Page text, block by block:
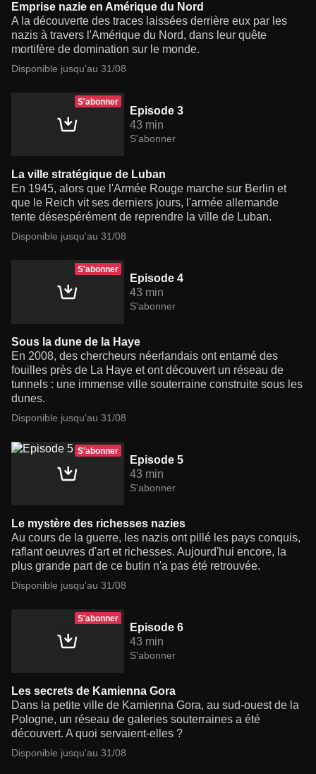
Emprise nazie en Amérique du Nord
A la découverte des traces laissées derrière eux par les
nazis à travers l'Amérique du Nord, dans leur quête
mortifère de domination sur le monde.
Disponible jusqu'au 31/08
S'abonner
Episode 3
43 min
S'abonner
La ville stratégique de Luban
En 1945, alors que l'Armée Rouge marche sur Berlin et
que le Reich vit ses derniers jours, l'armée allemande
tente désespérément de reprendre la ville de Luban.
Disponible jusqu'au 31/08
S'abonner
Episode 4
43 min
S'abonner
Sous la dune de la Haye
En 2008, des chercheurs néerlandais ont entamé des
fouilles près de La Haye et ont découvert un réseau de
tunnels : une immense ville souterraine construite sous les
dunes.
Disponible jusqu'au 31/08
S'abonner
Episode 5
43 min
S'abonner
Le mystère des richesses nazies
Au cours de la guerre, les nazis ont pillé les pays conquis,
raflant oeuvres d'art et richesses. Aujourd'hui encore, la
plus grande part de ce butin n'a pas été retrouvée.
Disponible jusqu'au 31/08
S'abonner
Episode 6
43 min
S'abonner
Les secrets de Kamienna Gora
Dans la petite ville de Kamienna Gora, au sud-ouest de la
Pologne, un réseau de galeries souterraines a été
découvert. A quoi servaient-elles ?
Disponible jusqu'au 31/08